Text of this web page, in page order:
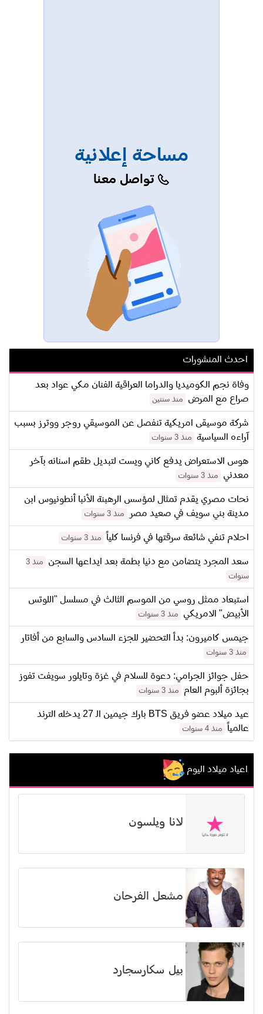
مساحة إعلانية
تواصل معنا
احدث المنشورات
وفاة نجم الكوميديا والدراما العراقية الفنان مكي عواد بعد
صراع مع المرض
منذ سنتين
شركة موسيقى امريكية تنفصل عن الموسيقي روجر ووترز بسبب
آراءه السياسية
منذ 3 سنوات
هوس الاستعراض يدفع كاني ويست لتبديل طقم اسنانه بآخر
معدني
منذ 3 سنوات
نحات مصري يقدم تمثال لمؤسس الرهبنة الأنبا أنطونيوس ابن
مدينة بني سويف في صعيد مصر
منذ 3 سنوات
احلام تنفي شائعة سرقتها في فرنسا كلياً منذ 3 سنوات
سعد المجرد يتضامن مع دنيا بطمة بعد ايداعها السجن
منذ 3
سنوات
استبعاد ممثل روسي من الموسم الثالث في مسلسل "اللوتس
الأبيض" الامريكي
منذ 3 سنوات
جيمس كاميرون: بدأ التحضير للجزء السادس والسابع من أفاتار
منذ 3 سنوات
حفل جوائز الجرامي: دعوة للسلام في غزة وتايلور سويفت تفوز
بجائزة ألبوم العام
منذ 3 سنوات
عيد ميلاد عضو فريق BTS بارك جيمين الـ 27 يدخله الترند
عالمياً
منذ 4 سنوات
اعياد ميلاد اليوم
لانا ويلسون
مشعل الفرحان
بيل سكارسجارد